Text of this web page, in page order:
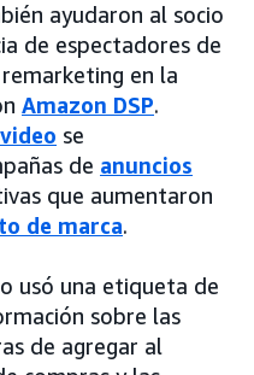
ayudaron al socio
de espectadores de
en la
Amazon DSP.
se
de anuncios
que aumentaron
de marca.
usó una etiqueta de
sobre las
de agregar al